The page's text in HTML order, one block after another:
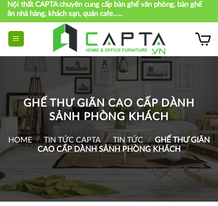
Skip
content
Nội thất CAPTA chuyên cung cấp bàn ghế văn phòng, bàn ghế
ăn nhà hàng, khách sạn, quán cafe.....
GHẾ THƯ GIÃN CAO CẤP DÀNH
SẢNH PHÒNG KHÁCH
HOME / TIN TỨC CAPTA / TIN TỨC / GHẾ THƯ GIÃN
CAO CẤP DÀNH SẢNH PHÒNG KHÁCH